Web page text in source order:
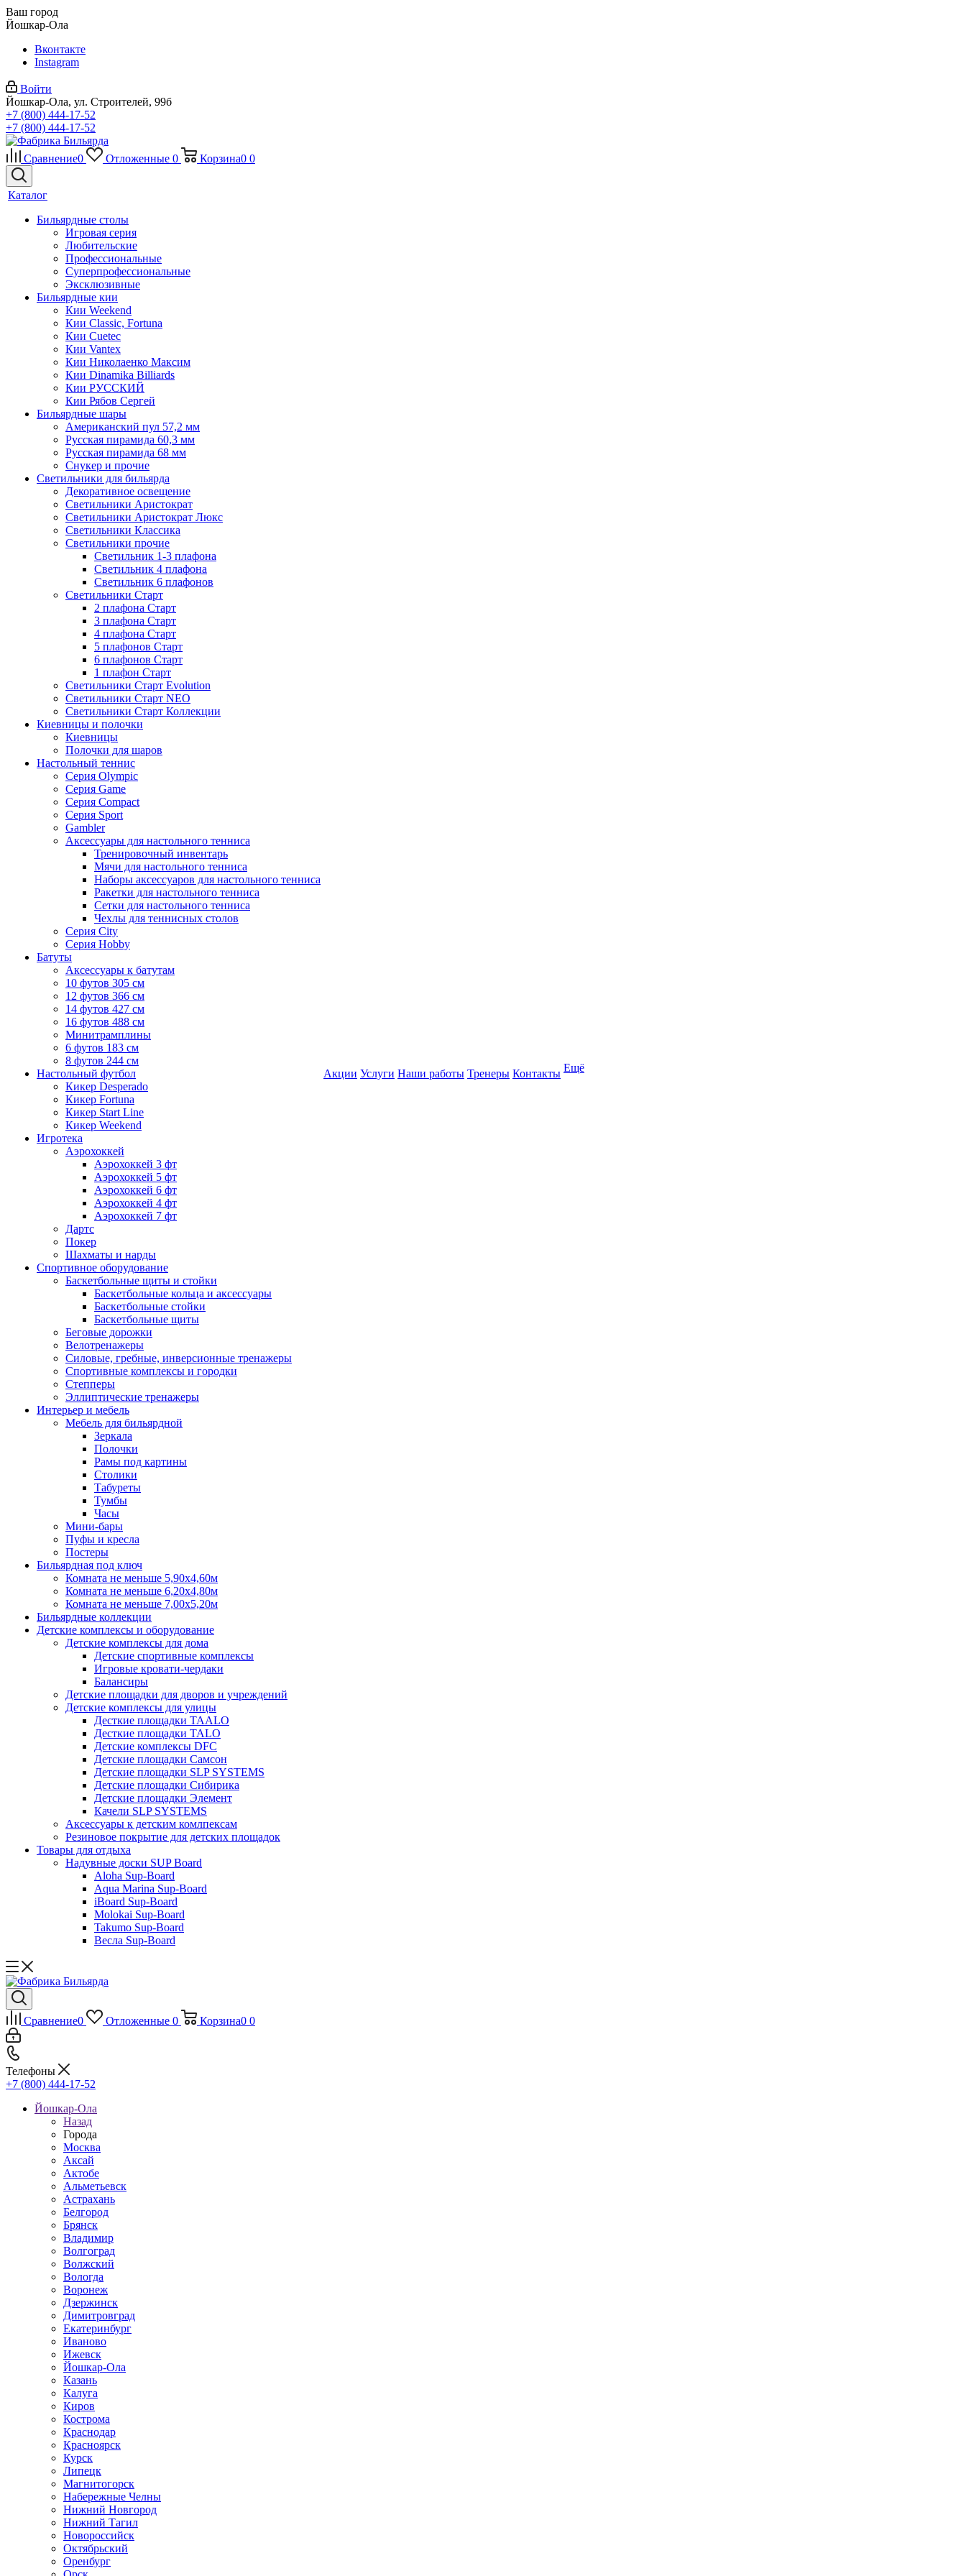
Ваш город
Йошкар-Ола
Вконтакте
Instagram
Войти
Йошкар-Ола, ул. Строителей, 99б
+7 (800) 444-17-52
+7 (800) 444-17-52
Сравнение0 Отложенные 0 Корзина0 0
Каталог
Бильярдные столы
Игровая серия
Любительские
Профессиональные
Суперпрофессиональные
Эксклюзивные
Бильярдные кии
Кии Weekend
Кии Classic, Fortuna
Кии Cuetec
Кии Vantex
Кии Николаенко Максим
Кии Dinamika Billiards
Кии РУССКИЙ
Кии Рябов Сергей
Бильярдные шары
Американский пул 57,2 мм
Русская пирамида 60,3 мм
Русская пирамида 68 мм
Снукер и прочие
Светильники для бильярда
Декоративное освещение
Светильники Аристократ
Светильники Аристократ Люкс
Светильники Классика
Светильники прочие
Светильник 1-3 плафона
Светильник 4 плафона
Светильник 6 плафонов
Светильники Старт
2 плафона Старт
3 плафона Старт
4 плафона Старт
5 плафонов Старт
6 плафонов Старт
1 плафон Старт
Светильники Старт Evolution
Светильники Старт NEO
Светильники Старт Коллекции
Киевницы и полочки
Киевницы
Полочки для шаров
Настольный теннис
Серия Olympic
Серия Game
Серия Compact
Серия Sport
Gambler
Аксессуары для настольного тенниса
Тренировочный инвентарь
Мячи для настольного тенниса
Наборы аксессуаров для настольного тенниса
Ракетки для настольного тенниса
Сетки для настольного тенниса
Чехлы для теннисных столов
Серия City
Серия Hobby
Батуты
Аксессуары к батутам
10 футов 305 см
12 футов 366 см
14 футов 427 см
16 футов 488 см
Минитрамплины
6 футов 183 см
8 футов 244 см
Настольный футбол
Кикер Desperado
Кикер Fortuna
Кикер Start Line
Кикер Weekend
Игротека
Аэрохоккей
Аэрохоккей 3 фт
Аэрохоккей 5 фт
Аэрохоккей 6 фт
Аэрохоккей 4 фт
Аэрохоккей 7 фт
Дартс
Покер
Шахматы и нарды
Спортивное оборудование
Баскетбольные щиты и стойки
Баскетбольные кольца и аксессуары
Баскетбольные стойки
Баскетбольные щиты
Беговые дорожки
Велотренажеры
Силовые, гребные, инверсионные тренажеры
Спортивные комплексы и городки
Степперы
Эллиптические тренажеры
Интерьер и мебель
Мебель для бильярдной
Зеркала
Полочки
Рамы под картины
Столики
Табуреты
Тумбы
Часы
Мини-бары
Пуфы и кресла
Постеры
Бильярдная под ключ
Комната не меньше 5,90х4,60м
Комната не меньше 6,20х4,80м
Комната не меньше 7,00х5,20м
Бильярдные коллекции
Детские комплексы и оборудование
Детские комплексы для дома
Детские спортивные комплексы
Игровые кровати-чердаки
Балансиры
Детские площадки для дворов и учреждений
Детские комплексы для улицы
Десткие площадки TAALO
Десткие площадки TALO
Детские комплексы DFC
Детские площадки Самсон
Детские площадки SLP SYSTEMS
Детские площадки Сибирика
Детские площадки Элемент
Качели SLP SYSTEMS
Аксессуары к детским комлпексам
Резиновое покрытие для детских площадок
Товары для отдыха
Надувные доски SUP Board
Aloha Sup-Board
Aqua Marina Sup-Board
iBoard Sup-Board
Molokai Sup-Board
Takumo Sup-Board
Весла Sup-Board
Акции Услуги Наши работы Тренеры Контакты Ещё
Сравнение0 Отложенные 0 Корзина0 0
Телефоны
+7 (800) 444-17-52
Йошкар-Ола
Назад
Города
Москва
Аксай
Актобе
Альметьевск
Астрахань
Белгород
Брянск
Владимир
Волгоград
Волжский
Вологда
Воронеж
Дзержинск
Димитровград
Екатеринбург
Иваново
Ижевск
Йошкар-Ола
Казань
Калуга
Киров
Кострома
Краснодар
Красноярск
Курск
Липецк
Магнитогорск
Набережные Челны
Нижний Новгород
Нижний Тагил
Новороссийск
Октябрьский
Оренбург